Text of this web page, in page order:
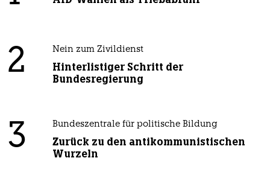
2 Nein zum Zivildienst
Hinterlistiger Schritt der
Bundesregierung
3 Bundeszentrale für politische Bildung
Zurück zu den antikommunistischen
Wurzeln